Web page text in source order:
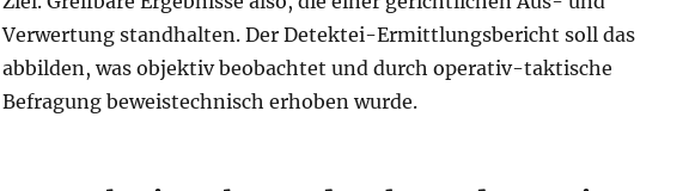
Verwertung standhalten. Der Detektei-Ermittlungsbericht soll das
abbilden, was objektiv beobachtet und durch operativ-taktische
Befragung beweistechnisch erhoben wurde.